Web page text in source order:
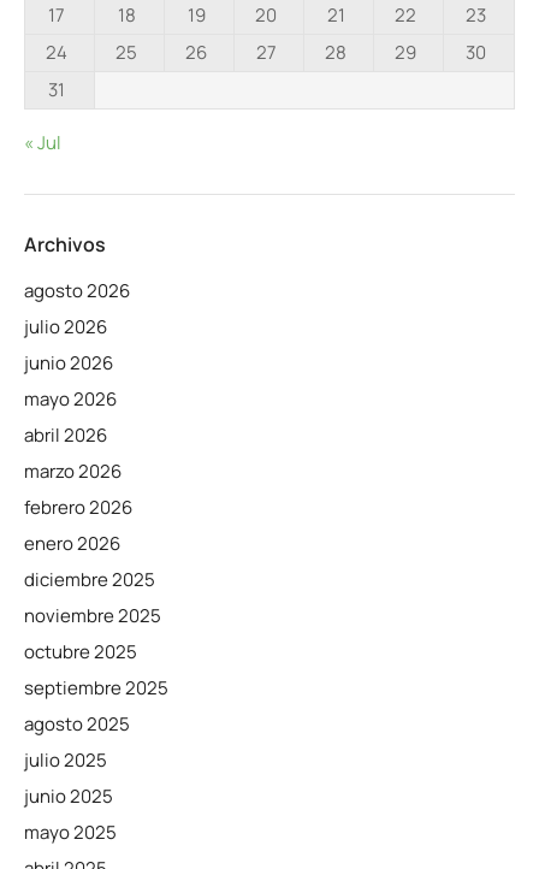
17
18 19 20 21 22
23
24
25 26 27 28 29
30
31
« Jul
Archivos
agosto 2026
julio 2026
junio 2026
mayo 2026
abril 2026
marzo 2026
febrero 2026
enero 2026
diciembre 2025
noviembre 2025
octubre 2025
septiembre 2025
agosto 2025
julio 2025
junio 2025
mayo 2025